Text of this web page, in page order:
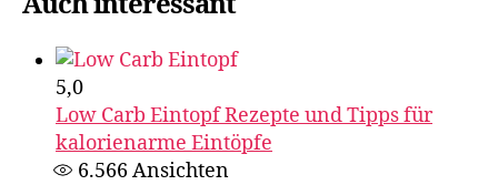
5,0
Low Carb Eintopf Rezepte und Tipps für
kalorienarme Eintöpfe
6.566Ansichten